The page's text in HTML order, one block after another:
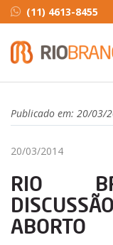
(11) 4613-8455
Publicado em: 20/03/
20/03/2014
RIO
ABORTO